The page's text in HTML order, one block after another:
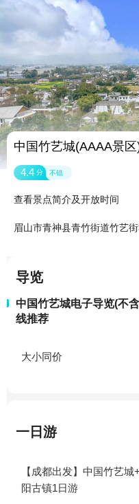
中国竹艺城(AAAA景区
4.4 分 不错
查看景点简介及开放时间
眉山市青神县青竹街道竹艺
导览
中国竹艺城电子导览(不
线推荐
大小同价
一日游
【成都出发】中国竹艺
阳古镇1日游